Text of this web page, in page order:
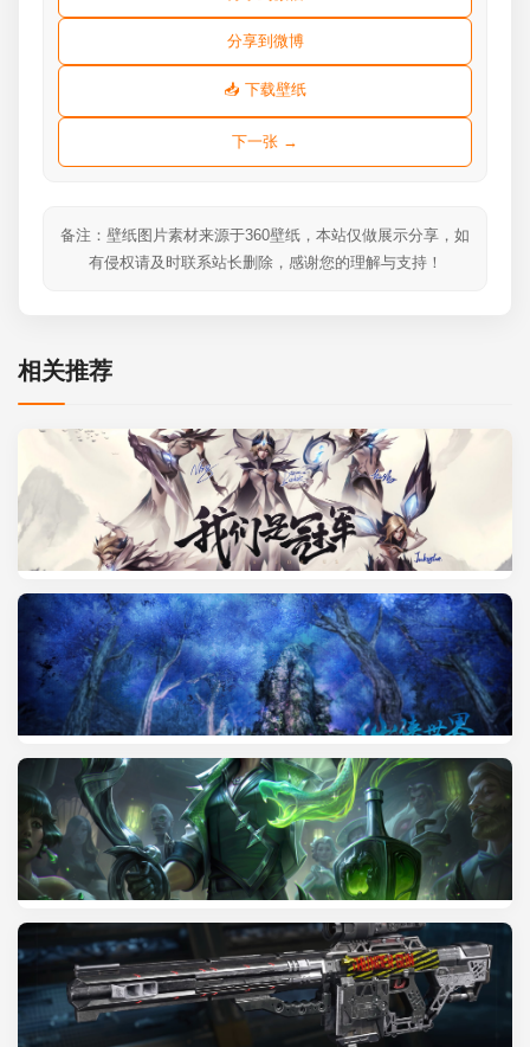
分享到微博
📥 下载壁纸
下一张 →
备注：壁纸图片素材来源于360壁纸，本站仅做展示分享，如
有侵权请及时联系站长删除，感谢您的理解与支持！
相关推荐